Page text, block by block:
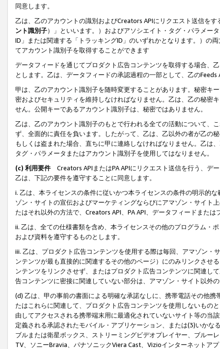
同意します。
乙は、乙のアカウントの識別およびCreators APIにリクエスト送信を
ント識別子）」といいます。）およびアソシエイト・タグ・パラメー
ID」または関連する「トラッキングID」のいずれかとなります。）の
てアカウント識別子を取得することができます
データフィードを通じてプロダクト広告コンテンツを取得する場合、
とします。乙は、データフィードの承認過程の一部として、乙の
甲は、乙のアカウント識別子を随時変更することがあります。秘密キ
密およびセキュリティを維持しなければなりません。乙は、乙の秘密
せん。公開キーであるアカウント識別子は、秘密ではありません。
乙は、乙のアカウント識別子のもとで行われる全ての活動について、
ず、全面的に責任を負います。したがって、乙は、乙以外の者が乙の
もしくは盗まれた場合、直ちに甲に連絡しなければなりません。乙は
タグ・パラメータまたはアカウント識別子を使用してはなりません。
(c) 利用要件 Creators APIまたはPA APIにリクエスト送信を行う、デ
乙は、下記の要件を遵守することに同意します。
i. 乙は、本ライセンスの条件に従いかつ本ライセンスの条件の明示的
ゾン・サイトの宣伝およびマーケティングならびにアマゾン・サイト
たはそれ以外の方法で、Creators API、PA API、データフィードまた
ii. 乙は、全ての仕様書類を含め、本ライセンスその他のプログラム・
および資料を遵守するものとします。
iii. 乙は、プロダクト広告コンテンツを使用する際は毎回、アマゾン
ンテンツが最も直接的に関連するその他のページ）にのみリンクさせ
ンテンツをリンクさせず、またはプロダクト広告コンテンツに関連し
告コンテンツに密接に関連していない部分は、アマゾン・サイト以外
(d) 乙は、甲の事前の書面による明確な承諾なしに、携帯電話その他
たはこれらに関連して、プロダクト広告コンテンツを使用しないもの
由してアクセスされる携帯端末用に最適化されていないサイト等の当
定義される承認されたモバイル・アプリケーション、または(3)いか
ブルまたは衛星ボックス、ストリーミングビデオプレイヤー、ブルー
TV、ソニーBravia、パナソニックViera Cast、Vizioインターネットア